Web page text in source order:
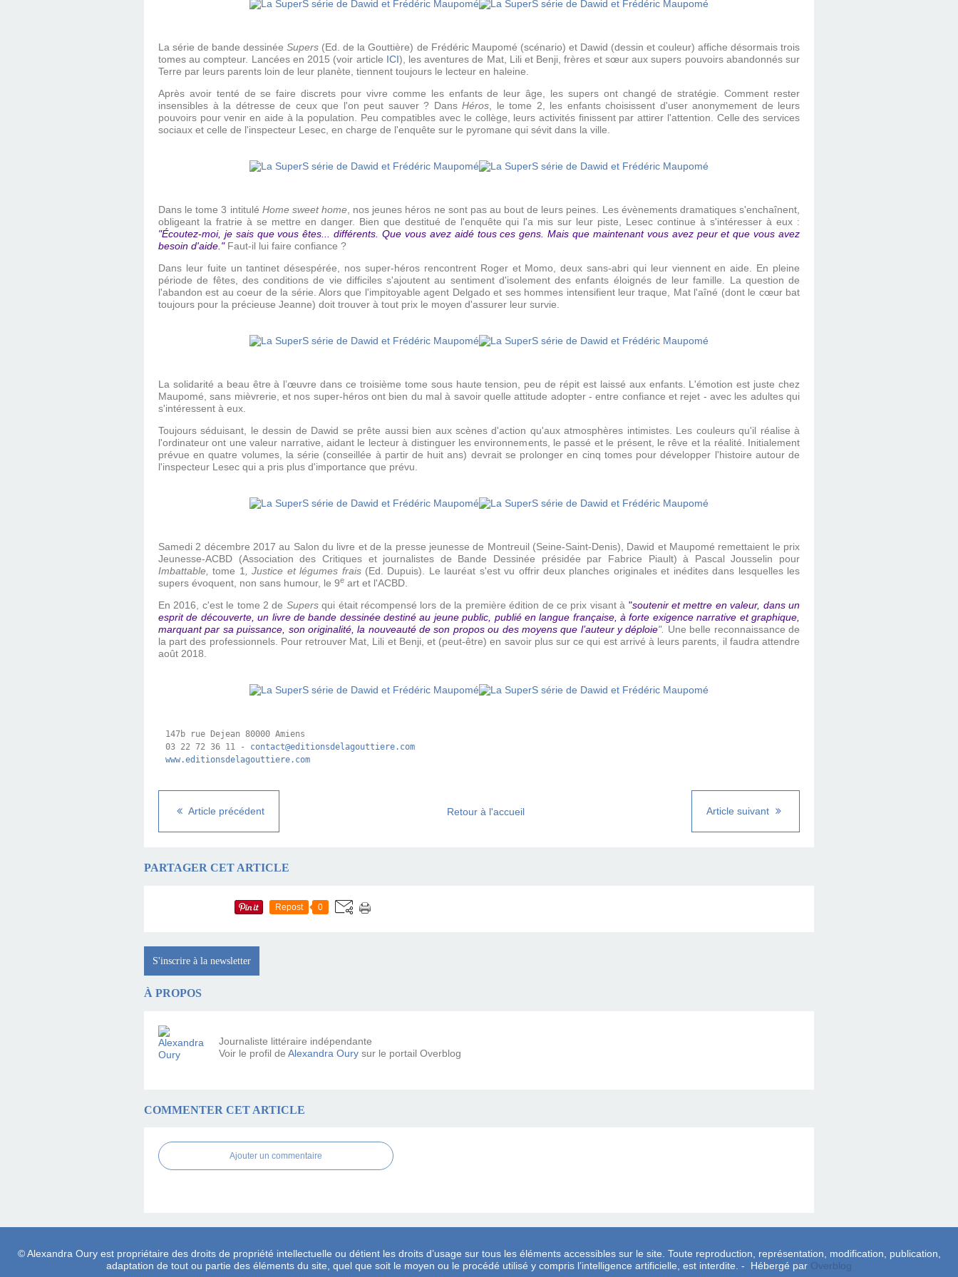
La série de bande dessinéeSupers (Ed. de la Gouttière) de Frédéric Maupomé (scénario) et Dawid (dessin et couleur) affiche désormais trois
tomes au compteur. Lancées en 2015 (voir article ICI), les aventures de Mat, Lili et Benji, frères et sœur aux supers pouvoirs abandonnés sur
Terre par leurs parents loin de leur planète, tiennent toujours le lecteur en haleine.
Après avoir tenté de se faire discrets pour vivre comme les enfants de leur âge, les supers ont changé de stratégie. Comment rester
insensibles à la détresse de ceux que l'on peut sauver ? Dans Héros, le tome 2, les enfants choisissent d'user anonymement de leurs
pouvoirs pour venir en aide à la population. Peu compatibles avec le collège, leurs activités finissent par attirer l'attention. Celle des services
sociaux et celle de l'inspecteur Lesec, en charge de l'enquête sur le pyromane qui sévit dans la ville.
Dans le tome 3 intitulé Home sweet home, nos jeunes héros ne sont pas au bout de leurs peines. Les évènements dramatiques s'enchaînent,
obligeant la fratrie à se mettre en danger. Bien que destitué de l'enquête qui l'a mis sur leur piste, Lesec continue à s'intéresser à eux :
"Écoutez-moi, je sais que vous êtes... différents. Que vous avez aidé tous ces gens. Mais que maintenant vous avez peur et que vous avez
besoin d'aide."Faut-il lui faire confiance ?
Dans leur fuite un tantinet désespérée, nos super-héros rencontrent Roger et Momo, deux sans-abri qui leur viennent en aide. En pleine
période de fêtes, des conditions de vie difficiles s'ajoutent au sentiment d'isolement des enfants éloignés de leur famille. La question de
l'abandon est au coeur de la série. Alors que l'impitoyable agent Delgado et ses hommes intensifient leur traque, Mat l'aîné (dont le cœur bat
toujours pour la précieuse Jeanne) doit trouver à tout prix le moyen d'assurer leur survie.
La solidarité a beau être à l’œuvre dans ce troisième tome sous haute tension, peu de répit est laissé aux enfants. L'émotion est juste chez
Maupomé, sans mièvrerie, et nos super-héros ont bien du mal à savoir quelle attitude adopter - entre confiance et rejet - avec les adultes qui
s'intéressent à eux.
Toujours séduisant, le dessin de Dawid se prête aussi bien aux scènes d'action qu'aux atmosphères intimistes. Les couleurs qu'il réalise à
l'ordinateur ont une valeur narrative, aidant le lecteur à distinguer les environnements, le passé et le présent, le rêve et la réalité. Initialement
prévue en quatre volumes, la série (conseillée à partir de huit ans) devrait se prolonger en cinq tomes pour développer l'histoire autour de
l'inspecteur Lesec qui a pris plus d'importance que prévu.
Samedi 2 décembre 2017 au Salon du livre et de la presse jeunesse de Montreuil (Seine-Saint-Denis), Dawid et Maupomé remettaient le prix
Jeunesse-ACBD (Association des Critiques et journalistes de Bande Dessinée présidée par Fabrice Piault) à Pascal Jousselin pour
Imbattable,tome 1, Justice et légumes frais(Ed. Dupuis). Le lauréat s'est vu offrir deux planches originales et inédites dans lesquelles les
supers évoquent, non sans humour, le 9e art et l'ACBD.
En 2016, c'est le tome 2 de Supersqui était récompensé lors de la première édition de ce prix visant à "soutenir et mettre en valeur, dans un
esprit de découverte, un livre de bande dessinée destiné au jeune public, publié en langue française, à forte exigence narrative et graphique,
marquant par sa puissance, son originalité, la nouveauté de son propos ou des moyens que l’auteur y déploie". Une belle reconnaissance de
la part des professionnels. Pour retrouver Mat, Lili et Benji, et (peut-être) en savoir plus sur ce qui est arrivé à leurs parents, il faudra attendre
août 2018.
147b rue Dejean 80000 Amiens
03 22 72 36 11 - contact@editionsdelagouttiere.com
www.editionsdelagouttiere.com
Article précédent Article suivant
Retour à l'accueil
PARTAGER CET ARTICLE
Repost 0
S'inscrire à la newsletter
À PROPOS
Journaliste littéraire indépendante
Voir le profil de Alexandra Oury sur le portail Overblog
COMMENTER CET ARTICLE
Ajouter un commentaire
© Alexandra Oury est propriétaire des droits de propriété intellectuelle ou détient les droits d’usage sur tous les éléments accessibles sur le site. Toute reproduction, représentation, modification, publication,
adaptation de tout ou partie des éléments du site, quel que soit le moyen ou le procédé utilisé y compris l’intelligence artificielle, est interdite. - Hébergé par Overblog